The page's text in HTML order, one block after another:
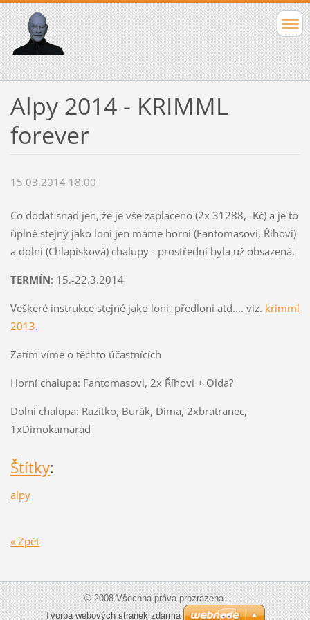
Alpy 2014 - KRIMML
forever
15.03.2014 18:00
Co dodat snad jen, že je vše zaplaceno (2x 31288,- Kč) a je to
úplně stejný jako loni jen máme horní (Fantomasovi, Říhovi)
a dolní (Chlapisková) chalupy - prostřední byla už obsazená.
TERMÍN: 15.-22.3.2014
Veškeré instrukce stejné jako loni, předloni atd.... viz. krimml
2013.
Zatím víme o těchto účastnících
Horní chalupa: Fantomasovi, 2x Říhovi + Olda?
Dolní chalupa: Razítko, Burák, Dima, 2xbratranec,
1xDimokamarád
Štítky:
alpy
« Zpět
© 2008 Všechna práva prozrazena.
Tvorba webových stránek zdarma